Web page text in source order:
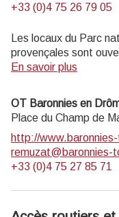
+33 (0)4 75 26 79 05
Les locaux du Parc
provençales sont
31 OCTOBRE 2025
Du mardi au vendredi
juillet et août de 14h
En savoir plus
OT Baronnies en
Place du Champ de
http://
remuzat@baronnies-
+33 (0)4 75 27 85 71